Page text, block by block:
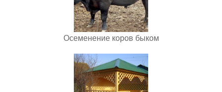
Осеменение коров быком